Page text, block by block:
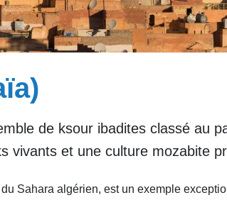
de ksour ibadites classé au
vivants et une culture mozabite
Sahara algérien, est un exemple